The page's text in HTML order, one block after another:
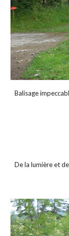
Balisage
De la lumière et